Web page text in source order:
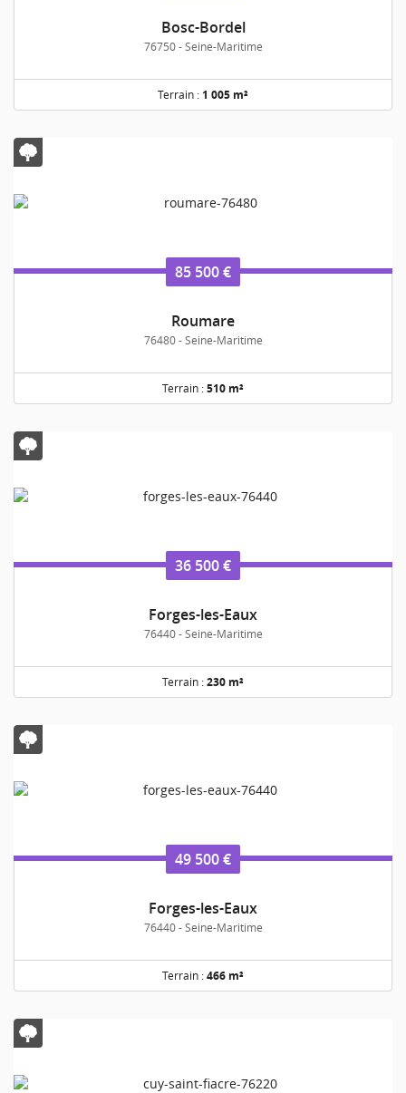
Bosc-Bordel
76750 - Seine-Maritime
Terrain : 1 005 m²
85 500 €
Roumare
76480 - Seine-Maritime
Terrain :510 m²
36 500 €
Forges-les-Eaux
76440 - Seine-Maritime
Terrain :230 m²
49 500 €
Forges-les-Eaux
76440 - Seine-Maritime
Terrain :466 m²